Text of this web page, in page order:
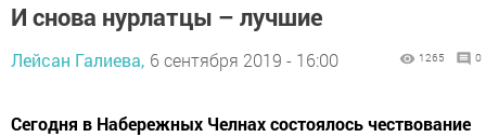
И снова нурлатцы – лучшие
Лейсан Галиева, 6 сентября 2019 - 16:00 1265 0
Сегодня в Набережных Челнах состоялось чествование